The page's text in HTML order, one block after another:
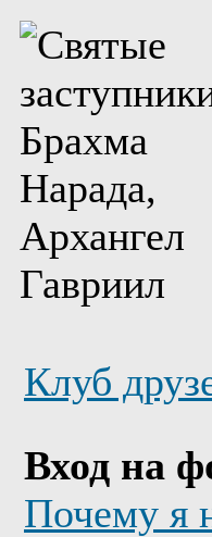
Клуб
Вход на
Почему я